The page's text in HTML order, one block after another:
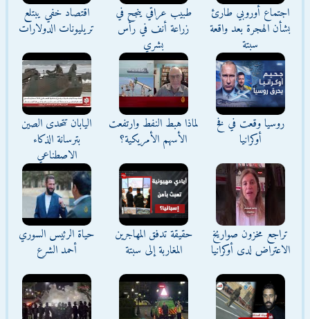
اجتماع أوروبي طارئ
بشأن الهجرة بعد واقعة
سبتة
طبيب عراقي ينجح في
زراعة أنف في رأس
بشري
اقتصاد خفي يبتلع
تريليونات الدولارات
روسيا وقعت في فخ
أوكرانيا
لماذا هبط النفط وارتفعت
الأسهم الأمريكية؟
اليابان تتحدى الصين
بترسانة الذكاء
الاصطناعي
تراجع مخزون صواريخ
الاعتراض لدى أوكرانيا
حقيقة تدفق المهاجرين
المغاربة إلى سبتة
حياة الرئيس السوري
أحمد الشرع